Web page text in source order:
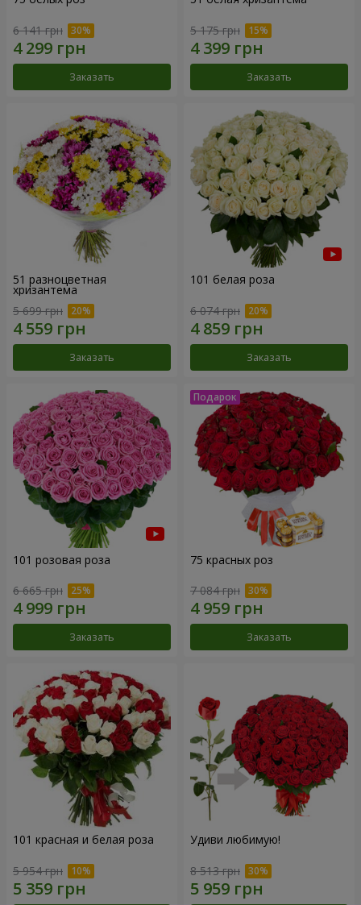
6 141 грн
Заказать
5 175 грн
Заказать
51 разноцветная
хризантема
5 699 грн
Заказать
101 белая роза
6 074 грн
Заказать
101 розовая роза
6 665 грн
Заказать
75 красных роз
7 084 грн
Заказать
101 красная и белая роза
5 954 грн
Удиви любимую!
8 513 грн